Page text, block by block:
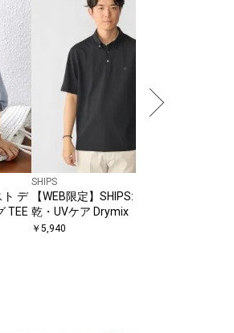
ト デ
TEE
SHIPS
【WEB限定】SHIPS: 吸水速
乾・UVケア Drymix（R）ワン
ポイントロゴ ボタンダウン ポ
￥ 5,940